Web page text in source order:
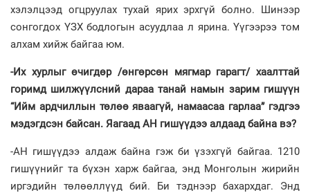
хэлэлцээд огцруулах тухай ярих эрхгүй болно. Шинээр
сонгогдох ҮЗХ бодлогын асуудлаа л ярина. Үүгээрээ том
алхам хийж байгаа юм.
-Их хурлыг өчигдөр /өн­гөр­сөн мягмар гарагт/ хаалттай
горимд шилжүүлс­ний дараа танай намын зарим гишүүн
“Ийм ардчиллын төлөө яваагүй, намаасаа гарлаа” гэдгээ
мэдэгдсэн байсан. Яагаад АН гишүүдээ алдаад байна вэ?
-АН гишүүдээ алдаж байна гэж би үзэхгүй байгаа. 1210
гишүүнийг та бүхэн харж байгаа, энд Монголын жирийн
иргэдийн төлөөллүүд бий. Би тэднээр бахархдаг. Энд